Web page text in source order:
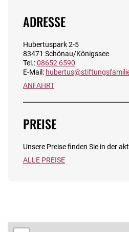
ADRESSE
Hubertuspark 2-5
83471 Schönau/Königssee
Tel.:08652 6590
E-Mail:
ANFAHRT
PREISE
Unsere Preise finden Sie in der
ALLE PREISE